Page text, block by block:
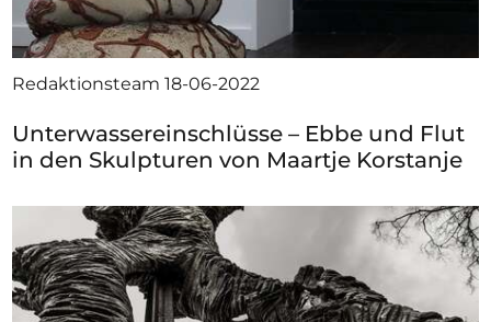
Redaktionsteam18-06-2022
Unterwassereinschlüsse – Ebbe und Flut
in den Skulpturen von Maartje Korstanje